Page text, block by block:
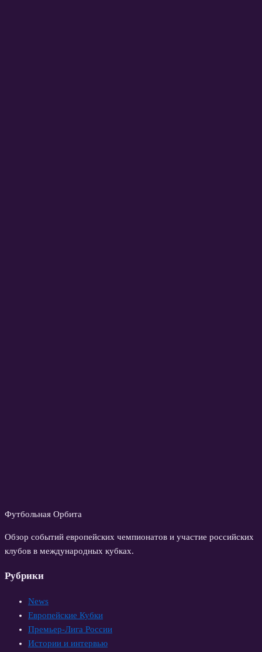
Футбольная Орбита
Обзор событий европейских чемпионатов и участие российских
клубов в международных кубках.
Рубрики
News
Европейские Кубки
Премьер-Лига России
Истории и интервью